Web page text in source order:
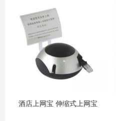
酒店上网宝 伸缩式上网宝